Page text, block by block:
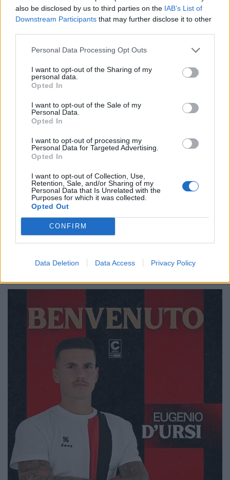
also be disclosed by us to third parties on the IAB’s List of
Downstream Participants that may further disclose it to other
Personal Data Processing Opt Outs
I want to opt-out of the Sharing of my
personal data.
Opted In
I want to opt-out of the Sale of my
Personal Data.
Opted In
I want to opt-out of processing my
Personal Data for Targeted Advertising.
Opted In
I want to opt-out of Collection, Use,
Retention, Sale, and/or Sharing of my
Personal Data that Is Unrelated with the
Purposes for which it was collected.
Opted Out
CONFIRM
Data Deletion Data Access Privacy Policy
🔥 Trending